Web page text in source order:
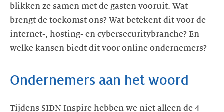
blikken ze samen met de gasten vooruit. Wat
brengt de toekomst ons? Wat betekent dit voor de
internet-, hosting- en cybersecuritybranche? En
Tijdens SIDN Inspire hebben we niet alleen de 4